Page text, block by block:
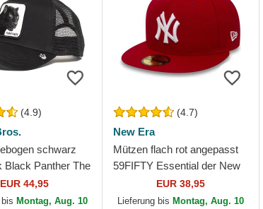
(4.9)
schwarz
Black Panther The
Bros.
EUR 44,95
Montag, Aug. 10
(4.7)
New Era
Mützen flach rot angepasst
59FIFTY Essential der New
York Yankees MLB von New
Era
EUR 38,95
Lieferung bis Montag, Aug. 10